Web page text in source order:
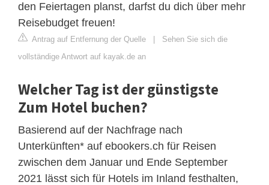
den Feiertagen planst, darfst du dich über mehr
Reisebudget freuen!
Antrag auf Entfernung der Quelle | Sehen Sie sich die
vollständige Antwort auf kayak.de an
Welcher Tag ist der günstigste
Zum Hotel buchen?
Basierend auf der Nachfrage nach
Unterkünften* auf ebookers.ch für Reisen
zwischen dem Januar und Ende September
2021 lässt sich für Hotels im Inland festhalten,